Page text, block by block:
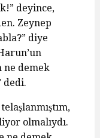
deyince,
Zeynep
diye
ne demek
dedi.
olmalıydı.